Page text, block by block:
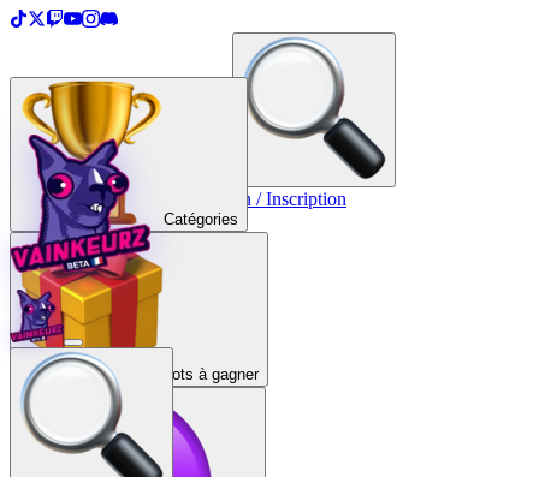
Créer une TopList Connexion / Inscription
Catégories
Lots à gagner